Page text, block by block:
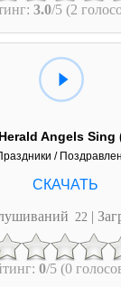
3.0/5 (2
Angels Sing
/
22 |
0/5 (0